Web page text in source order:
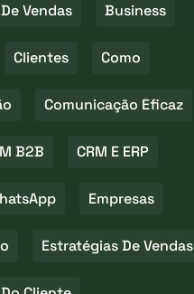
Vendas Business
Clientes Como
Comunicação Eficaz
B2B CRM E ERP
Empresas
Estratégias De Vendas